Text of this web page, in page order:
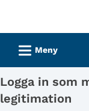
tjänster
Gävle
kommun
L Meny
Logga in som
legitimation